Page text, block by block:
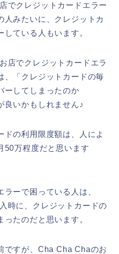
でクレジットカードエラー
人みたいに、クレジットカ
ている人もいます。
店でクレジットカードエラ
、「クレジットカードの毎
ーしてしまったのか
良いかもしれません♪
ドの利用限度額は、人によ
50万程度だと思います
ーで困っている人は、
時に、クレジットカードの
たのだと思います。
ですが、Cha Cha Chaのお